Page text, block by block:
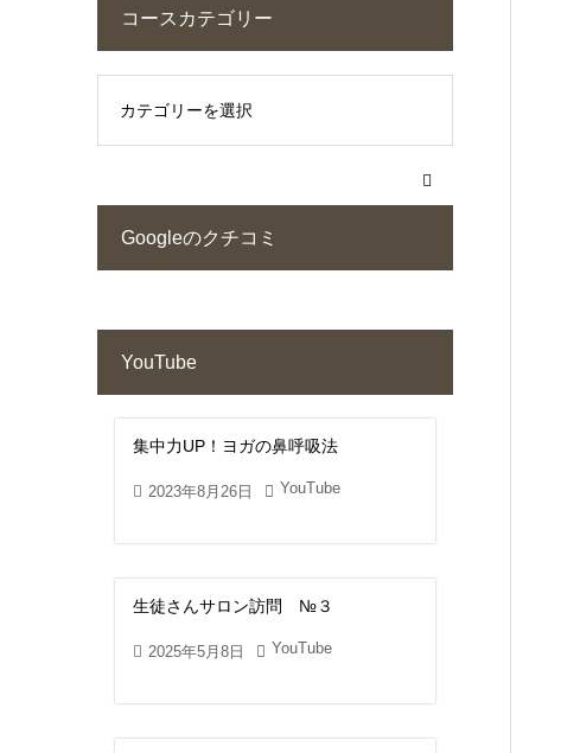
コースカテゴリー
Googleのクチコミ
YouTube
集中力UP！ヨガの鼻呼吸法
2023年8月26日 YouTube
生徒さんサロン訪問 №３
2025年5月8日 YouTube